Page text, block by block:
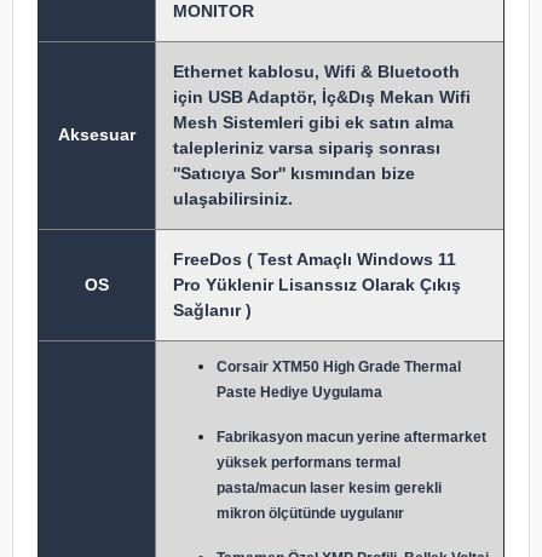
MONITOR
Aksesuar
Ethernet kablosu, Wifi & Bluetooth
için USB Adaptör, İç&Dış Mekan Wifi
Mesh Sistemleri gibi ek satın alma
talepleriniz varsa sipariş sonrası
''Satıcıya Sor'' kısmından bize
ulaşabilirsiniz.
OS
FreeDos ( Test Amaçlı Windows 11
Pro Yüklenir Lisanssız Olarak Çıkış
Sağlanır )
Corsair XTM50 High Grade Thermal
Paste Hediye Uygulama
Fabrikasyon macun yerine aftermarket
yüksek performans termal
pasta/macun laser kesim gerekli
mikron ölçütünde uygulanır